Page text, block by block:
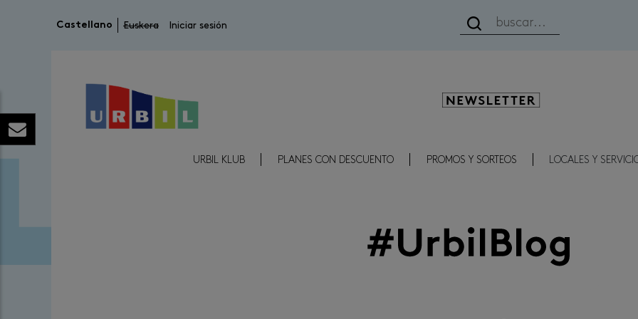
Castellano Euskera Menú de cuenta de usuario
Iniciar sesión
Newsletter
Menú Reducido Cabecera
URBIL KLUB PLANES CON DESCUENTO PROMOS Y SORTEOS LOCALES Y